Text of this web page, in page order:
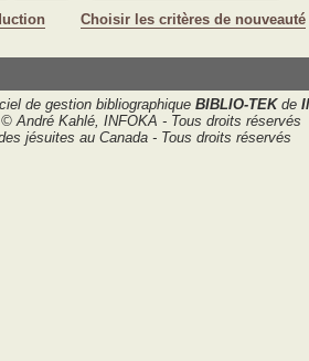
Choisir les critères de nouveauté
de gestion bibliographique BIBLIO-TEKde
André Kahlé, INFOKA - Tous droits réservés
jésuites au Canada - Tous droits réservés